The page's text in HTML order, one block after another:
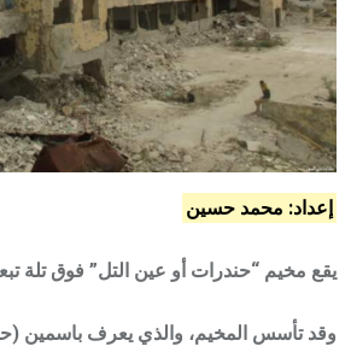
إعداد: محمد حسين
يقع مخيم “حندرات أو عين التل” فوق تلة تبعد 13 كيلومترا إلى الشمال الشرقي من مدينة حلب في الجمهورية العربية
وقد تأسس المخيم، والذي يعرف باسمين (حندرات أو التلة) نسبة إلى قرية مجاورة، في عام 1962 فوق مساحة